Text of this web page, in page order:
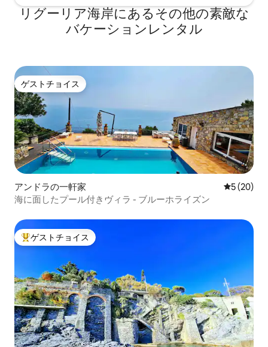
リグーリア海岸にあるその他の素敵な
バケーションレンタル
ゲストチョイス
ゲストチョイス
アンドラの一軒家 レビュー
5 (20)
海に面したプール付きヴィラ - ブルーホライズン
大好評のゲストチョイスです。
ゲストチョイス